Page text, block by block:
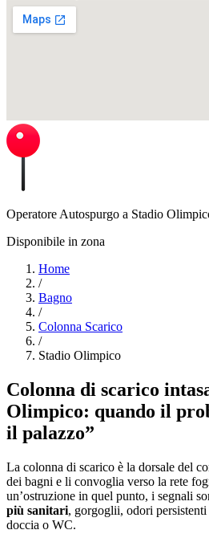
Operatore Autospurgo a Stadio
Disponibile in zona
Home
/
Bagno
/
Colonna Scarico
/
Stadio Olimpico
Colonna di scarico
Olimpico: quando il
il palazzo”
La colonna di scarico è la dorsale del
dei bagni e li convoglia verso la rete
un’ostruzione in quel punto, i segnali
più sanitari, gorgoglii, odori
doccia o WC.